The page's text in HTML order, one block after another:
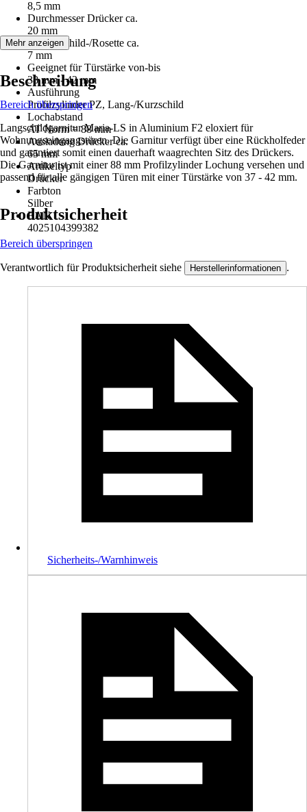
8,5 mm
Durchmesser Drücker ca.
20 mm
Stärke-Schild-/Rosette ca.
7 mm
Geeignet für Türstärke von-bis
38 mm - 42 mm
Ausführung
Profilzylinder PZ, Lang-/Kurzschild
Lochabstand
AT Norm = 88 mm
Ausladung Drücker ca.
65 mm
Artikeltyp
Drücker
Farbton
Silber
EAN
4025104399382
Mehr anzeigen
Beschreibung
Bereich überspringen
Langschildgarnitur Maria-LS in Aluminium F2 eloxiert für
Wohnungseingangstüren. Die Garnitur verfügt über eine Rückholfeder
und garantiert somit einen dauerhaft waagrechten Sitz des Drückers.
Die Garnitur ist mit einer 88 mm Profilzylinder Lochung versehen und
passend für alle gängigen Türen mit einer Türstärke von 37 - 42 mm.
Produktsicherheit
Bereich überspringen
Verantwortlich für Produktsicherheit siehe Herstellerinformationen .
Sicherheits-/Warnhinweis